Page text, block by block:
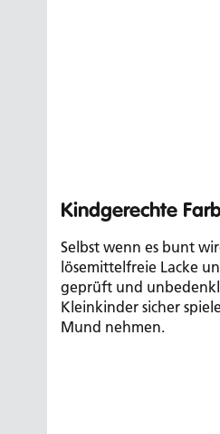
Kindgerechte
Selbst wenn es bunt
lösemittelfreie Lacke
geprüft und
Kleinkinder sicher
Mund nehmen.